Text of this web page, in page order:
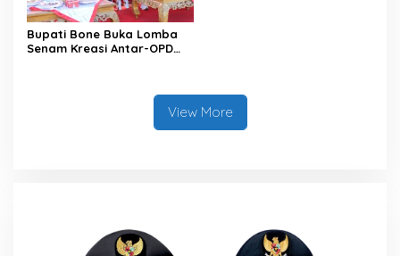
Bupati Bone Buka Lomba
Senam Kreasi Antar-OPD
View More